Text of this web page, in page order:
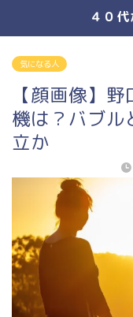
４０
気になる人
【顔画像】
機は？バブル
立か